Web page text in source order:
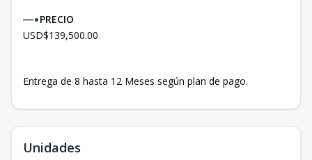
—•PRECIO
USD$139,500.00
Entrega de 8 hasta 12 Meses según plan de pago.
Unidades